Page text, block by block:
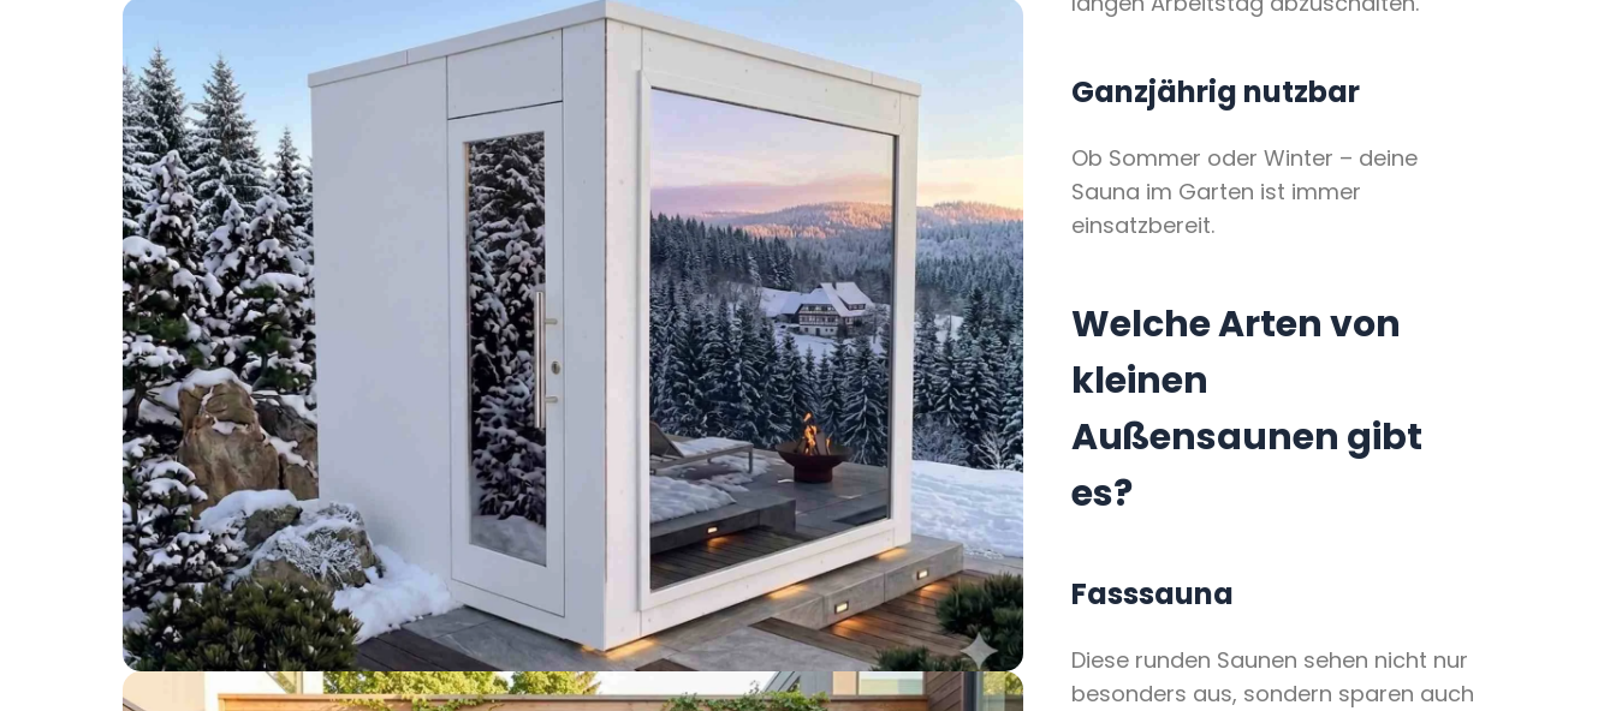
Ganzjährig nutzbar
Ob Sommer oder Winter – deine
Sauna im Garten ist immer
einsatzbereit.
Welche Arten von
kleinen
Außensaunen gibt
es?
Fasssauna
Diese runden Saunen sehen nicht nur
besonders aus, sondern sparen auch